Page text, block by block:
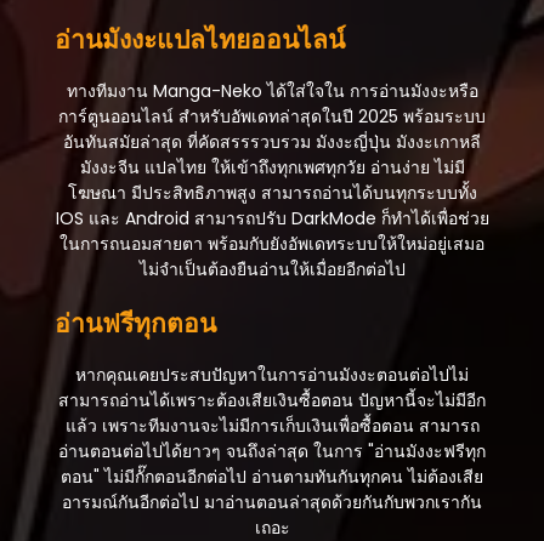
อ่านมังงะแปลไทยออนไลน์
ทางทีมงาน Manga-Neko ได้ใส่ใจใน การอ่านมังงะหรือ
การ์ตูนออนไลน์ สำหรับอัพเดทล่าสุดในปี 2025 พร้อมระบบ
อันทันสมัยล่าสุด ที่คัดสรรรวบรวม มังงะญี่ปุ่น มังงะเกาหลี
มังงะจีน แปลไทย ให้เข้าถึงทุกเพศทุกวัย อ่านง่าย ไม่มี
โฆษณา มีประสิทธิภาพสูง สามารถอ่านได้บนทุกระบบทั้ง
IOS และ Android สามารถปรับ DarkMode ก็ทำได้เพื่อช่วย
ในการถนอมสายตา พร้อมกับยังอัพเดทระบบให้ใหม่อยู่เสมอ
ไม่จำเป็นต้องยืนอ่านให้เมื่อยอีกต่อไป
อ่านฟรีทุกตอน
หากคุณเคยประสบปัญหาในการอ่านมังงะตอนต่อไปไม่
สามารถอ่านได้เพราะต้องเสียเงินซื้อตอน ปัญหานี้จะไม่มีอีก
แล้ว เพราะทีมงานจะไม่มีการเก็บเงินเพื่อซื้อตอน สามารถ
อ่านตอนต่อไปได้ยาวๆ จนถึงล่าสุด ในการ "อ่านมังงะฟรีทุก
ตอน" ไม่มีกั๊กตอนอีกต่อไป อ่านตามทันกันทุกคน ไม่ต้องเสีย
อารมณ์กันอีกต่อไป มาอ่านตอนล่าสุดด้วยกันกับพวกเรากัน
เถอะ